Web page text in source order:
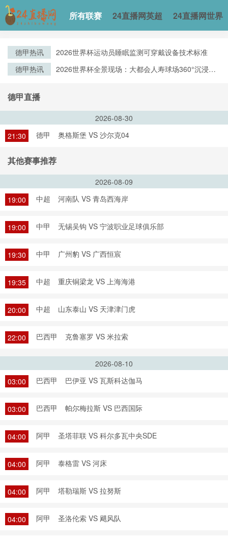
所有联赛 24直播网英超 24直播网世界
德甲热讯
2026世界杯运动员睡眠监测可穿戴设备技术标准
德甲热讯
2026世界杯全景现场：大都会人寿球场360°沉浸观
德甲直播
2026-08-30
21:30
德甲 奥格斯堡 VS 沙尔克04
其他赛事推荐
2026-08-09
19:00
中超 河南队 VS 青岛西海岸
19:00 中甲 无锡吴钩 VS 宁波职业足球俱乐部
19:30 中甲 广州豹 VS 广西恒宸
19:35 中超 重庆铜梁龙 VS 上海海港
20:00 中超 山东泰山 VS 天津津门虎
22:00 巴西甲 克鲁塞罗 VS 米拉索
2026-08-10
03:00
巴西甲 巴伊亚 VS 瓦斯科达伽马
03:00 巴西甲 帕尔梅拉斯 VS 巴西国际
04:00 阿甲 圣塔菲联 VS 科尔多瓦中央SDE
04:00 阿甲 泰格雷 VS 河床
04:00 阿甲 塔勒瑞斯 VS 拉努斯
04:00 阿甲 圣洛伦索 VS 飓风队